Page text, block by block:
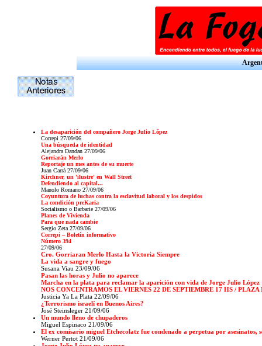
La desaparición del compañero Jorge Julio López
Correpi 27/09/06
Una búsqueda de identidad
Alejandra Dandan 27/09/06
Gorriarán Merlo
Reportaje un mes antes de su muerte
Juan Carrá 27/09/06
Kirchner, un 'ilustre' en Wall Street
Defendiendo al capital...
Manolo Romano 27/09/06
Coyuntura de luchas contra la esclavitud laboral y los despidos
La condición preKaria
Socialismo o Barbarie 27/09/06
Planes de Vivienda
Para que nada cambie
Sergio Zeta 27/09/06
Correpi – Boletín informativo
Número 394
27/09/06
Cro. Gorriaran Merlo Hasta la Victoria Siempre
La vida a sangre y fuego
Susana Viau 23/09/06
Pasan las horas y Julio no aparece
Marcha en la plata para reclamar la aparición con vida de Jorge Julio López
NOS CONCENTRAMOS EL VIERNES 22 DE SEPTIEMBRE 17 HS / PLAZA
Justicia Ya La Plata 22/09/06
¿Terrorismo israelí en Buenos Aires?
José Steinsleger 21/09/06
Un mundo lleno de chupaderos
Miguel Espinaco 21/09/06
El ex comisario miguel Etchecolatz fue condenado a perpetua por asesinatos,
Werner Pertot 21/09/06